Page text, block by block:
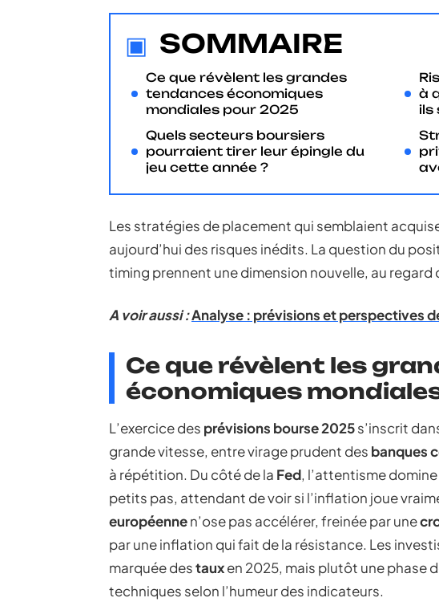
SOMMAIRE
Ce que révèlent les grandes
tendances économiques
mondiales pour 2025
Quels secteurs boursiers
pourraient tirer leur épingle du
jeu cette année ?
à
ils
Les stratégies de placement qui semblaient
aujourd’hui des risques inédits. La question du
timing prennent une dimension nouvelle, au
A voir aussi :Analyse : prévisions et perspectives
Ce que révèlent les
économiques
L’exercice des prévisions bourse 2025s’inscrit
grande vitesse, entre virage prudent des banques
à répétition. Du côté de la Fed, l’attentisme
petits pas, attendant de voir si l’inflation joue
européennen’ose pas accélérer, freinée par une
par une inflation qui fait de la résistance. Les
marquée destauxen 2025, mais plutôt une phase
techniques selon l’humeur des indicateurs.